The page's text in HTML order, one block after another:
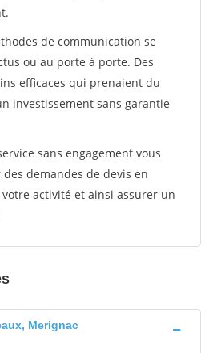
de communication se
ou au porte à porte. Des
efficaces qui prenaient du
investissement sans garantie
sans engagement vous
demandes de devis en
activité et ainsi assurer un
Merignac